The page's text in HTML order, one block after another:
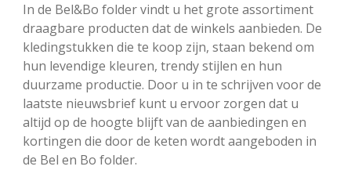
In de Bel&Bo folder vindt u het grote assortiment
draagbare producten dat de winkels aanbieden. De
kledingstukken die te koop zijn, staan bekend om
hun levendige kleuren, trendy stijlen en hun
duurzame productie. Door u in te schrijven voor de
laatste nieuwsbrief kunt u ervoor zorgen dat u
altijd op de hoogte blijft van de aanbiedingen en
kortingen die door de keten wordt aangeboden in
de Bel en Bo folder.